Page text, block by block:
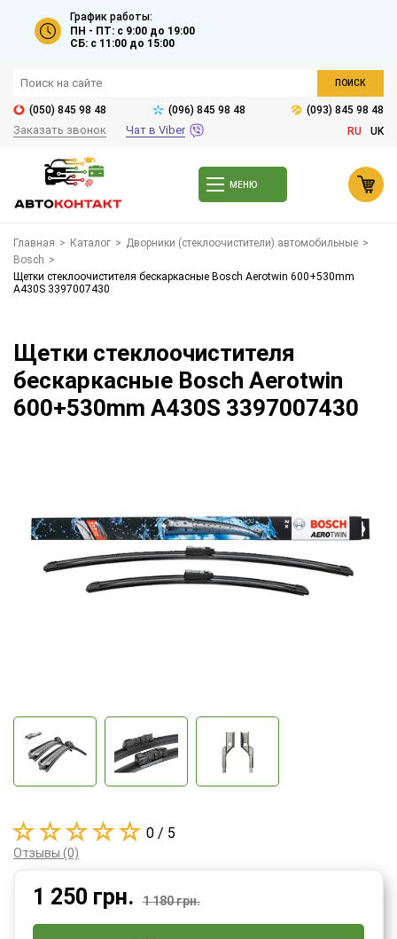
График работы:
ПН - ПТ: с 9:00 до 19:00
СБ: с 11:00 до 15:00
ПОИСК
(050) 845 98 48 (096) 845 98 48 (093) 845 98 48
Заказать звонок Чат в Viber RU UK
МЕНЮ
Главная > Каталог > Дворники (стеклоочистители) автомобильные >
Bosch >
Щетки стеклоочистителя бескаркасные Bosch Aerotwin 600+530mm
A430S 3397007430
Щетки стеклоочистителя
бескаркасные Bosch Aerotwin
600+530mm A430S 3397007430
1 250 грн. 1 180 грн.
0 / 5
Отзывы (0)